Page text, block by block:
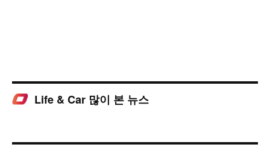
Life & Car 많이 본 뉴스